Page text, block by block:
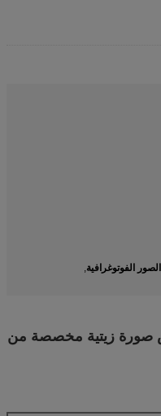
الفوتوغرافية,
صورة زيتية مخصصة من